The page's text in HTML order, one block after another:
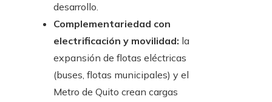
desarrollo.
Complementariedad con
electrificación y movilidad: la
expansión de flotas eléctricas
(buses, flotas municipales) y el
Metro de Quito crean cargas